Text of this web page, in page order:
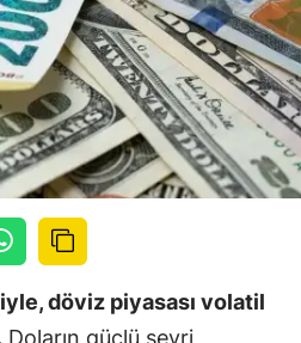
döviz piyasası volatil
Doların güçlü seyri,